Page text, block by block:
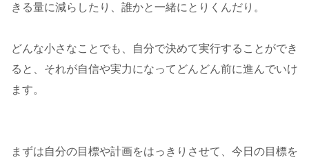
きる量に減らしたり、誰かと一緒にとりくんだり。
どんな小さなことでも、自分で決めて実行することができ
ると、それが自信や実力になってどんどん前に進んでいけ
ます。
まずは自分の目標や計画をはっきりさせて、今日の目標を